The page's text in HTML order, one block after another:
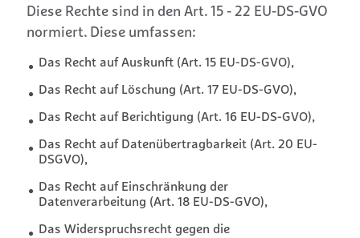
Diese Rechte sind in den Art. 15 - 22 EU-DS-GVO
normiert. Diese umfassen:
Das Recht auf Auskunft (Art. 15 EU-DS-GVO),
Das Recht auf Löschung (Art. 17 EU-DS-GVO),
Das Recht auf Berichtigung (Art. 16 EU-DS-GVO),
Das Recht auf Datenübertragbarkeit (Art. 20 EU-
DSGVO),
Das Recht auf Einschränkung der
Datenverarbeitung (Art. 18 EU-DS-GVO),
Das Widerspruchsrecht gegen die